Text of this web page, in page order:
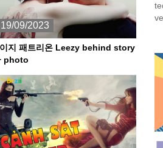
19/09/2023
지 패트리온 Leezy behind story
photo